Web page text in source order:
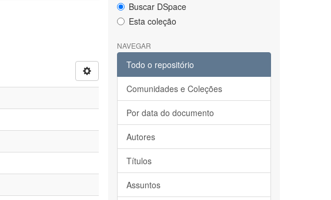
Buscar DSpace
Esta coleção
NAVEGAR
Todo o repositório
Comunidades e Coleções
Por data do documento
Autores
Títulos
Assuntos